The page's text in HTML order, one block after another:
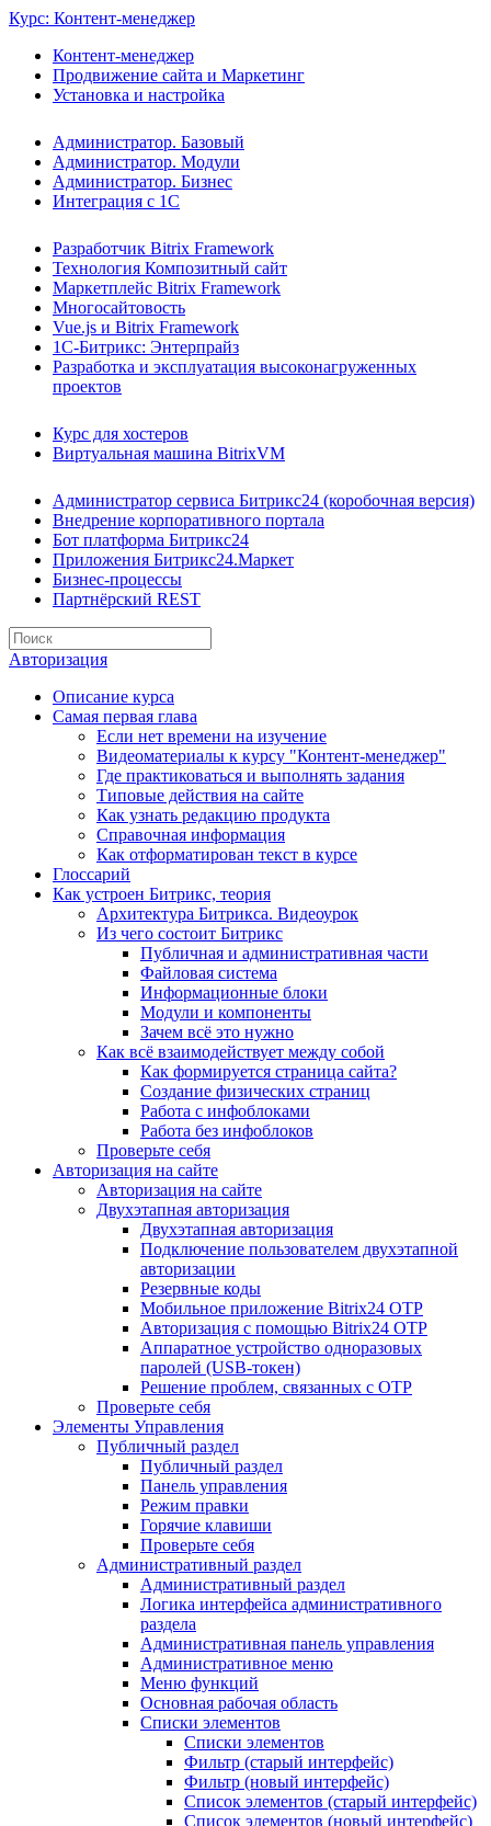
Курс: Контент-менеджер
Контент-менеджер
Продвижение сайта и Маркетинг
Установка и настройка
Администратор. Базовый
Администратор. Модули
Администратор. Бизнес
Интеграция с 1С
Разработчик Bitrix Framework
Технология Композитный сайт
Маркетплейс Bitrix Framework
Многосайтовость
Vue.js и Bitrix Framework
1С-Битрикс: Энтерпрайз
Разработка и эксплуатация высоконагруженных
проектов
Курс для хостеров
Виртуальная машина BitrixVM
Администратор сервиса Битрикс24 (коробочная версия)
Внедрение корпоративного портала
Бот платформа Битрикс24
Приложения Битрикс24.Маркет
Бизнес-процессы
Партнёрский REST
Авторизация
Описание курса
Самая первая глава
Если нет времени на изучение
Видеоматериалы к курсу "Контент-менеджер"
Где практиковаться и выполнять задания
Типовые действия на сайте
Как узнать редакцию продукта
Справочная информация
Как отформатирован текст в курсе
Глоссарий
Как устроен Битрикс, теория
Архитектура Битрикса. Видеоурок
Из чего состоит Битрикс
Публичная и административная части
Файловая система
Информационные блоки
Модули и компоненты
Зачем всё это нужно
Как всё взаимодействует между собой
Как формируется страница сайта?
Создание физических страниц
Работа с инфоблоками
Работа без инфоблоков
Проверьте себя
Авторизация на сайте
Авторизация на сайте
Двухэтапная авторизация
Двухэтапная авторизация
Подключение пользователем двухэтапной
авторизации
Резервные коды
Мобильное приложение Bitrix24 OTP
Авторизация с помощью Bitrix24 OTP
Аппаратное устройство одноразовых
паролей (USB-токен)
Решение проблем, связанных с OTP
Проверьте себя
Элементы Управления
Публичный раздел
Публичный раздел
Панель управления
Режим правки
Горячие клавиши
Проверьте себя
Административный раздел
Административный раздел
Логика интерфейса административного
раздела
Административная панель управления
Административное меню
Меню функций
Основная рабочая область
Списки элементов
Списки элементов
Фильтр (старый интерфейс)
Фильтр (новый интерфейс)
Список элементов (старый интерфейс)
Список элементов (новый интерфейс)